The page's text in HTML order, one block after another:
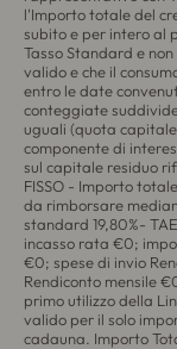
l'Importo totale del
subito e per intero al
Tasso Standard e
valido e che il
entro le date
conteggiate
uguali (quota
componente di
sul capitale residuo
FISSO - Importo
da rimborsare
standard 19,80%-
incasso rata €0;
€0; spese di invio
Rendiconto mensile
primo utilizzo della
valido per il solo
cadauna. Importo